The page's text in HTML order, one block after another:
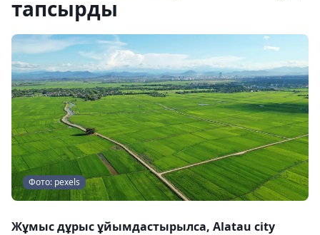
тапсырды
Фото: pexels
Жұмыс дұрыс ұйымдастырылса, Alatau city